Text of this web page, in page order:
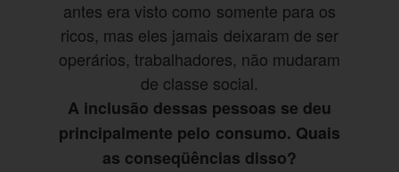
antes era visto como somente para os
ricos, mas eles jamais deixaram de ser
operários, trabalhadores, não mudaram
de classe social.
A inclusão dessas pessoas se deu
principalmente pelo consumo. Quais
as conseqüências disso?